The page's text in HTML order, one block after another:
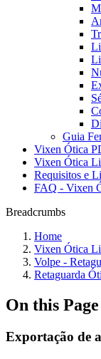
Guia
Vixen Ótica
Vixen Ótica
Requisitos e
FAQ - Vixen
Breadcrumbs
Home
Vixen Ótica
Volpe -
Retaguarda
On this Page
Exportação de